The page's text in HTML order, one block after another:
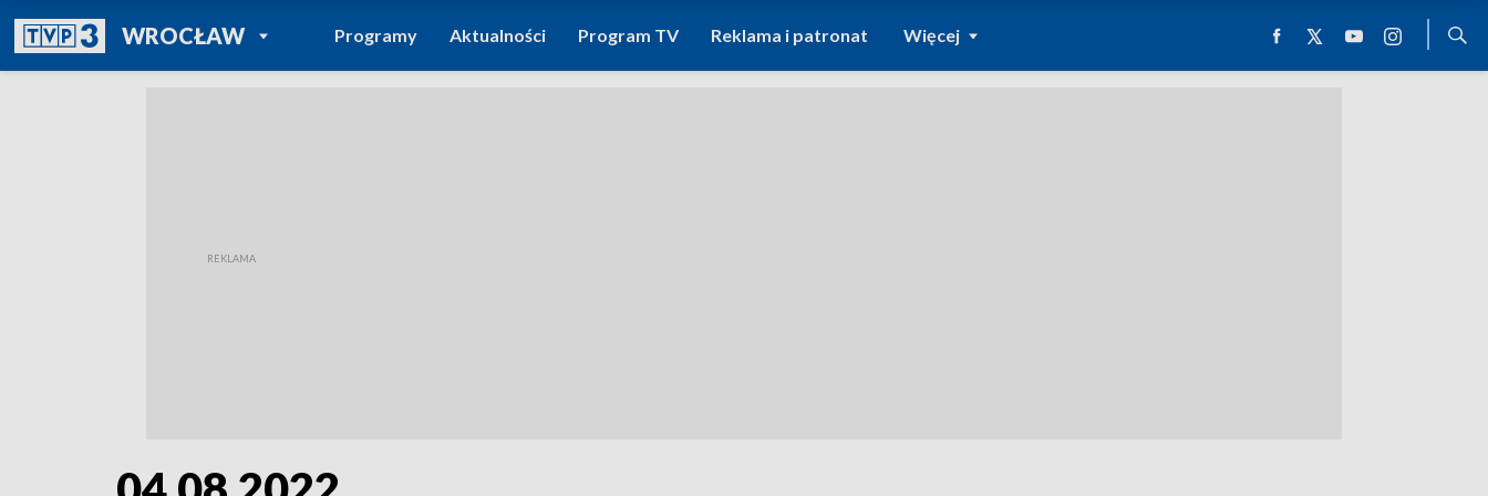
WROCŁAWPOWRÓT DO
TVP REGIONY
Programy Aktualności Program TV Reklama i patronat Więcej